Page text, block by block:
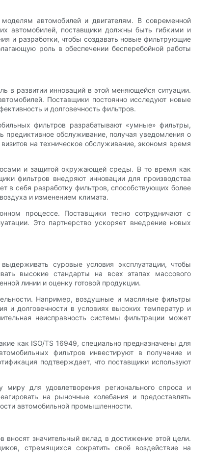
автомобилей и двигателям. В современной
автомобилей, поставщики должны быть гибкими и
и разработки, чтобы создавать новые фильтрующие
роль в обеспечении бесперебойной работы
в развитии инноваций в этой меняющейся ситуации.
Поставщики постоянно исследуют новые
и долговечность фильтров.
фильтров разрабатывают «умные» фильтры,
обслуживание, получая уведомления о
на техническое обслуживание, экономя время
и защитой окружающей среды. В то время как
фильтров внедряют инновации для производства
в себя разработку фильтров, способствующих более
и изменением климата.
процессе. Поставщики тесно сотрудничают с
Это партнерство ускоряет внедрение новых
суровые условия эксплуатации, чтобы
высокие стандарты на всех этапах массового
линии и оценку готовой продукции.
Например, воздушные и масляные фильтры
и долговечности в условиях высоких температур и
неисправность системы фильтрации может
как ISO/TS 16949, специально предназначены для
фильтров инвестируют в получение и
подтверждает, что поставщики используют
для удовлетворения регионального спроса и
на рыночные колебания и предоставлять
автомобильной промышленности.
значительный вклад в достижение этой цели.
стремящихся сократить своё воздействие на